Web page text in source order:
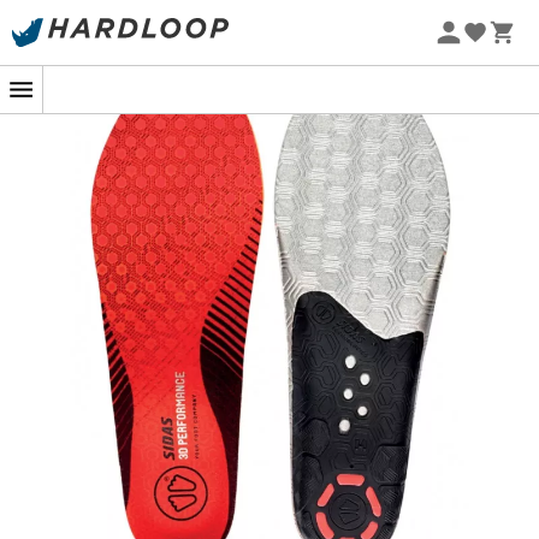
Promos d'été 🔥 -5 % EXTRA dès 2 produits* code Summer5
Ne laissez aucune chance au froid grâce
à ces semelles magiques !
Lorsque les pistes enneigées vous appellent, chaque
détail compte pour profiter pleinement de votre journée.
semelles Winter 3D Performance deSidas
alliées incontournables pour les mordus de ski qui
veulent allier confort et performance. Imaginez des
heures de glisse sans jamais ressentir le froid ni les
douleurs habituelles. Magique, non ?
Avec une construction 3D unique, ces semelles de ski
épousent parfaitement la forme de votre pied. Grâce à
soutien anatomique
, elles vous assurent un